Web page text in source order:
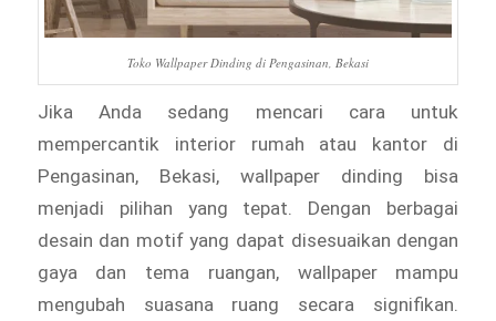
Toko Wallpaper Dinding di Pengasinan, Bekasi
Jika Anda sedang mencari cara untuk
mempercantik interior rumah atau kantor di
Pengasinan, Bekasi, wallpaper dinding bisa
menjadi pilihan yang tepat. Dengan berbagai
desain dan motif yang dapat disesuaikan dengan
gaya dan tema ruangan, wallpaper mampu
mengubah suasana ruang secara signifikan.